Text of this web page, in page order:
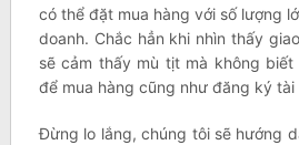
có thể đặt mua hàng với số lượng
doanh. Chắc hẳn khi nhìn thấy
sẽ cảm thấy mù tịt mà không
để mua hàng cũng như đăng ký tài
Đừng lo lắng, chúng tôi sẽ hướng